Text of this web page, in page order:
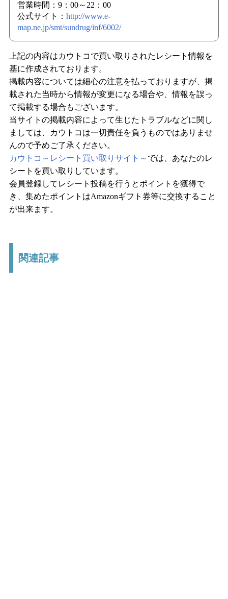
営業時間：9：00～22：00
公式サイト： http://www.e-
map.ne.jp/smt/sundrug/inf/6002/
上記の内容はカウトコで買い取りされたレシート情報を
基に作成されております。
掲載内容については細心の注意を払っておりますが、掲
載された当時から情報が変更になる場合や、情報を誤っ
て掲載する場合もございます。
当サイトの掲載内容によって生じたトラブルなどに関し
ましては、カウトコは一切責任を負うものではありませ
んので予めご了承ください。
カウトコ～レシート買い取りサイト～ では、あなたのレ
シートを買い取りしています。
会員登録してレシート投稿を行うとポイントを獲得で
き、集めたポイントはAmazonギフト券等に交換すること
が出来ます。
関連記事